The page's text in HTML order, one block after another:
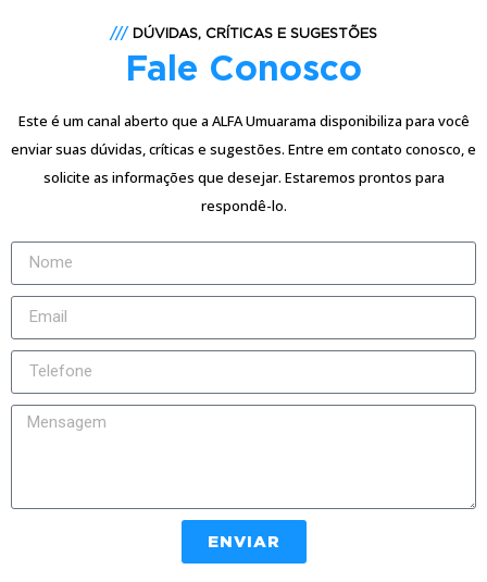
///DÚVIDAS, CRÍTICAS E SUGESTÕES
Fale Conosco
Este é um canal aberto que a ALFA Umuarama disponibiliza para você
enviar suas dúvidas, críticas e sugestões. Entre em contato conosco, e
solicite as informações que desejar. Estaremos prontos para
respondê-lo.
ENVIAR